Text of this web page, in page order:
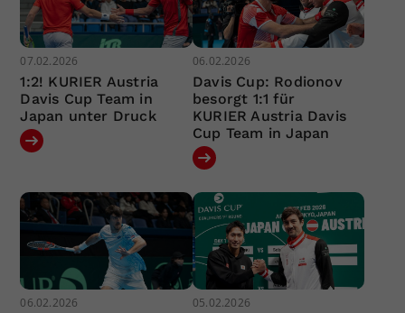
07.02.2026
1:2! KURIER Austria
Davis Cup Team in
Japan unter Druck
06.02.2026
Davis Cup: Rodionov
besorgt 1:1 für
KURIER Austria Davis
Cup Team in Japan
06.02.2026 05.02.2026